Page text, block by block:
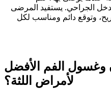
الجراحي. يستفيد المرضى
وتوقع دائم ومناسب لكل
وغسول الفم الأفضل
لأمراض اللثة؟